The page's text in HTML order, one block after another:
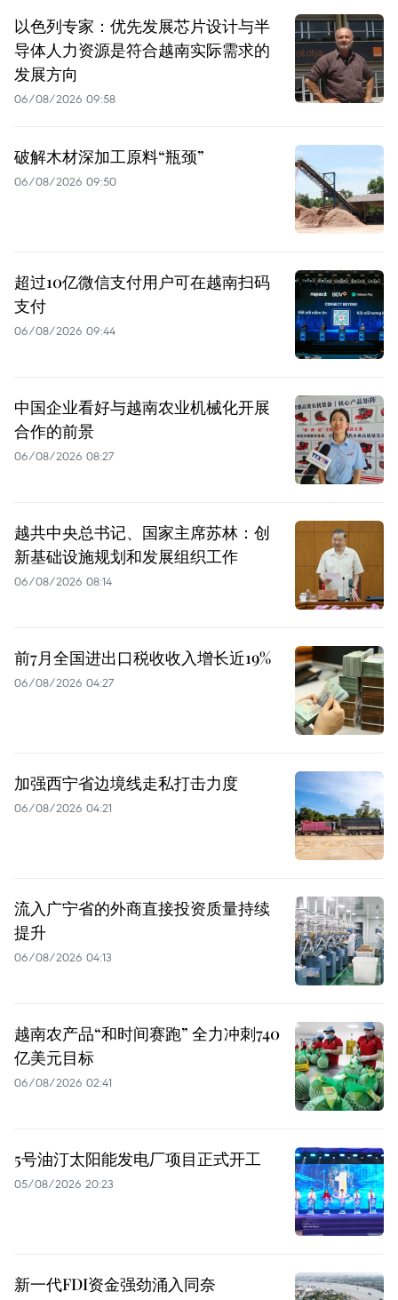
以色列专家：优先发展芯片设计与半
导体人力资源是符合越南实际需求的
发展方向
06/08/2026 09:58
破解木材深加工原料“瓶颈”
06/08/2026 09:50
超过10亿微信支付用户可在越南扫码
支付
06/08/2026 09:44
中国企业看好与越南农业机械化开展
合作的前景
06/08/2026 08:27
越共中央总书记、国家主席苏林：创
新基础设施规划和发展组织工作
06/08/2026 08:14
前7月全国进出口税收收入增长近19%
06/08/2026 04:27
加强西宁省边境线走私打击力度
06/08/2026 04:21
流入广宁省的外商直接投资质量持续
提升
06/08/2026 04:13
越南农产品“和时间赛跑” 全力冲刺740
亿美元目标
06/08/2026 02:41
5号油汀太阳能发电厂项目正式开工
05/08/2026 20:23
新一代FDI资金强劲涌入同奈